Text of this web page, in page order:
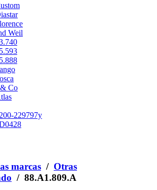
Weil
Co
229797y
marcas / Otras
/ 88.A1.809.A